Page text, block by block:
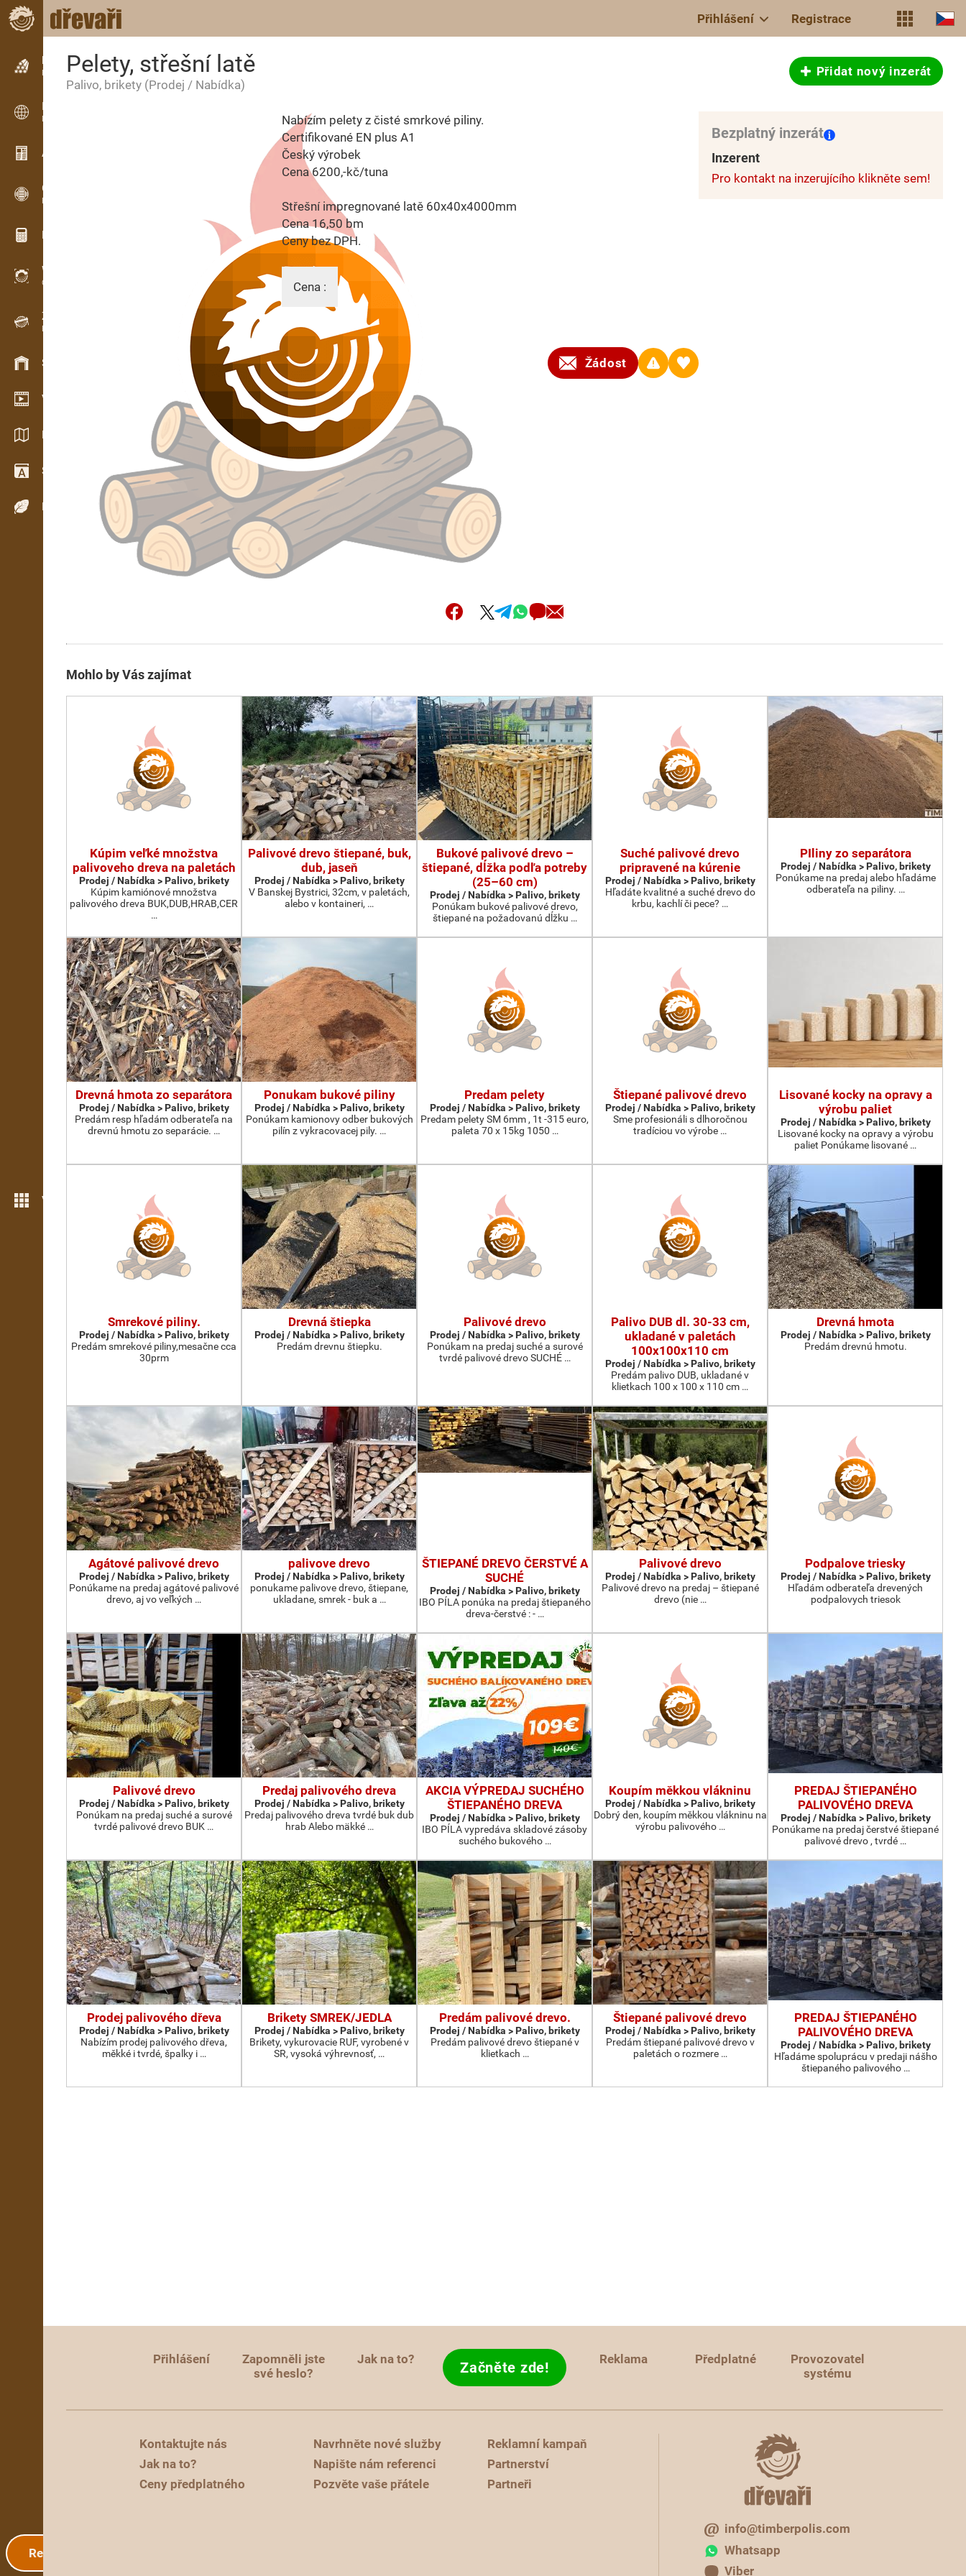
Přihlášení Registrace
Inzerce
Řádková inzerce
Inzerce
Mezinárodní inzerce
Aktuality / Články
OPTI-TIMB
Pořezová schémata
Dřevařské kalkulačky
WoodProfi
Objem dřeva s AI
Záznamník
Evidence dřeva v terénu
Skladové hospodářství
Video showroom
Katalogy / Brožury
Slovník
Dřeviny
Více možností
Registrace
Pelety, střešní latě
Palivo, brikety (Prodej / Nabídka)
Přidat nový inzerát
Nabízím pelety z čisté smrkové piliny.
Certifikované EN plus A1
Český výrobek
Cena 6200,-kč/tuna
Střešní impregnované latě 60x40x4000mm
Cena 16,50 bm
Ceny bez DPH.
Cena :
13.06.2024 Žádost
Bezplatný inzerát
Inzerent
Pro kontakt na inzerujícího klikněte sem!
Mohlo by Vás zajímat
Kúpim veľké množstva
palivoveho dreva na paletách
Prodej / Nabídka > Palivo, brikety
Kúpim kamiónové množstva
palivového dreva BUK,DUB,HRAB,CER
…
Palivové drevo štiepané, buk,
dub, jaseň
Prodej / Nabídka > Palivo, brikety
V Banskej Bystrici, 32cm, v paletách,
alebo v kontaineri, …
Bukové palivové drevo –
štiepané, dĺžka podľa potreby
(25–60 cm)
Prodej / Nabídka > Palivo, brikety
Ponúkam bukové palivové drevo,
štiepané na požadovanú dĺžku …
Suché palivové drevo
pripravené na kúrenie
Prodej / Nabídka > Palivo, brikety
Hľadáte kvalitné a suché drevo do
krbu, kachlí či pece? …
PIliny zo separátora
Prodej / Nabídka > Palivo, brikety
Ponúkame na predaj alebo hľadáme
odberateľa na piliny. …
Drevná hmota zo separátora
Prodej / Nabídka > Palivo, brikety
Predám resp hľadám odberateľa na
drevnú hmotu zo separácie. …
Ponukam bukové piliny
Prodej / Nabídka > Palivo, brikety
Ponúkam kamionovy odber bukových
pilín z vykracovacej pily. …
Predam pelety
Prodej / Nabídka > Palivo, brikety
Predam pelety SM 6mm , 1t -315 euro,
paleta 70 x 15kg 1050 …
Štiepané palivové drevo
Prodej / Nabídka > Palivo, brikety
Sme profesionáli s dlhoročnou
tradíciou vo výrobe …
Lisované kocky na opravy a
výrobu paliet
Prodej / Nabídka > Palivo, brikety
Lisované kocky na opravy a výrobu
paliet Ponúkame lisované …
Smrekové piliny.
Prodej / Nabídka > Palivo, brikety
Predám smrekové piliny,mesačne cca
30prm
Drevná štiepka
Prodej / Nabídka > Palivo, brikety
Predám drevnu štiepku.
Palivové drevo
Prodej / Nabídka > Palivo, brikety
Ponúkam na predaj suché a surové
tvrdé palivové drevo SUCHÉ …
Palivo DUB dl. 30-33 cm,
ukladané v paletách
100x100x110 cm
Prodej / Nabídka > Palivo, brikety
Predám palivo DUB, ukladané v
klietkach 100 x 100 x 110 cm …
Drevná hmota
Prodej / Nabídka > Palivo, brikety
Predám drevnú hmotu.
Agátové palivové drevo
Prodej / Nabídka > Palivo, brikety
Ponúkame na predaj agátové palivové
drevo, aj vo veľkých …
palivove drevo
Prodej / Nabídka > Palivo, brikety
ponukame palivove drevo, štiepane,
ukladane, smrek - buk a …
ŠTIEPANÉ DREVO ČERSTVÉ A
SUCHÉ
Prodej / Nabídka > Palivo, brikety
IBO PÍLA ponúka na predaj štiepaného
dreva-čerstvé : - …
Palivové drevo
Prodej / Nabídka > Palivo, brikety
Palivové drevo na predaj – štiepané
drevo (nie …
Podpalove triesky
Prodej / Nabídka > Palivo, brikety
Hľadám odberateľa drevených
podpalovych triesok
Palivové drevo
Prodej / Nabídka > Palivo, brikety
Ponúkam na predaj suché a surové
tvrdé palivové drevo BUK …
Predaj palivového dreva
Prodej / Nabídka > Palivo, brikety
Predaj palivového dreva tvrdé buk dub
hrab Alebo mäkké …
AKCIA VÝPREDAJ SUCHÉHO
ŠTIEPANÉHO DREVA
Prodej / Nabídka > Palivo, brikety
IBO PÍLA vypredáva skladové zásoby
suchého bukového …
Koupím měkkou vlákninu
Prodej / Nabídka > Palivo, brikety
Dobrý den, koupím měkkou vlákninu na
výrobu palivového …
PREDAJ ŠTIEPANÉHO
PALIVOVÉHO DREVA
Prodej / Nabídka > Palivo, brikety
Ponúkame na predaj čerstvé štiepané
palivové drevo , tvrdé …
Prodej palivového dřeva
Prodej / Nabídka > Palivo, brikety
Nabízím prodej palivového dřeva,
měkké i tvrdé, špalky i …
Brikety SMREK/JEDLA
Prodej / Nabídka > Palivo, brikety
Brikety, vykurovacie RUF, vyrobené v
SR, vysoká výhrevnosť, …
Predám palivové drevo.
Prodej / Nabídka > Palivo, brikety
Predám palivové drevo štiepané v
klietkach …
Štiepané palivové drevo
Prodej / Nabídka > Palivo, brikety
Predám štiepané palivové drevo v
paletách o rozmere …
PREDAJ ŠTIEPANÉHO
PALIVOVÉHO DREVA
Prodej / Nabídka > Palivo, brikety
Hľadáme spoluprácu v predaji nášho
štiepaného palivového …
Přihlášení
Zapomněli jste
své heslo?
Jak na to? Začněte zde! Reklama Předplatné
Provozovatel
systému
Kontaktujte nás
Jak na to?
Ceny předplatného
Navrhněte nové služby
Napište nám referenci
Pozvěte vaše přátele
Reklamní kampaň
Partnerství
Partneři
info@timberpolis.com
Whatsapp
Viber